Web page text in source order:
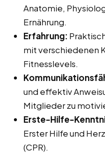
Anatomie,
Ernährung.
Erfahrung:
mit verschiedenen
Fitnesslevels.
und effektiv
Mitglieder zu
Erste-Hilfe-
Erster Hilfe und
(CPR).